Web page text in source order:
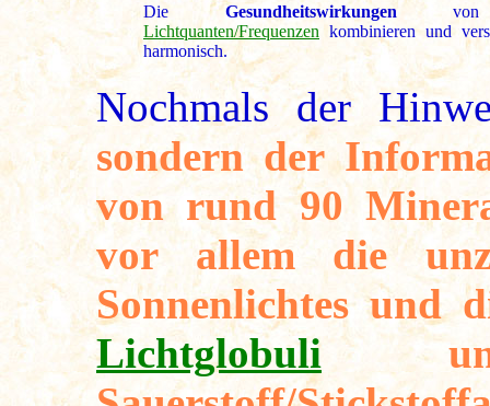
Die Gesundheitswirkungen
Lichtquanten/Frequenzen kombinieren und
harmonisch.
Nochmals der
sondern der
von rund 90
vor allem die
Sonnenlichtes und
Lichtglobuli